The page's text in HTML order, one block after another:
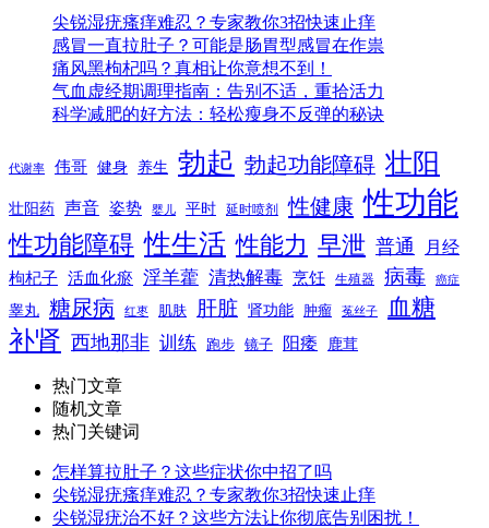
尖锐湿疣瘙痒难忍？专家教你3招快速止痒
感冒一直拉肚子？可能是肠胃型感冒在作祟
痛风黑枸杞吗？真相让你意想不到！
气血虚经期调理指南：告别不适，重拾活力
科学减肥的好方法：轻松瘦身不反弹的秘诀
代谢率 伟哥 健身 养生 勃起 勃起功能障碍 壮阳
壮阳药 声音 姿势 婴儿 平时 延时喷剂 性健康 性功能
性功能障碍 性生活 性能力 早泄 普通 月经
枸杞子 活血化瘀 淫羊藿 清热解毒 烹饪 生殖器 病毒 癌症
睾丸 糖尿病 红枣 肌肤 肝脏 肾功能 肿瘤 菟丝子 血糖
补肾 西地那非 训练 跑步 镜子 阳痿 鹿茸
热门文章
随机文章
热门关键词
怎样算拉肚子？这些症状你中招了吗
尖锐湿疣瘙痒难忍？专家教你3招快速止痒
尖锐湿疣治不好？这些方法让你彻底告别困扰！